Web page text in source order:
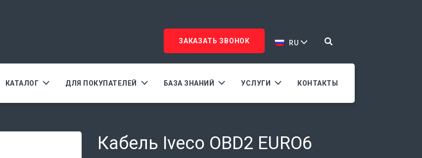
ЗАКАЗАТЬ ЗВОНОК
RU
КАТАЛОГ ДЛЯ ПОКУПАТЕЛЕЙ БАЗА ЗНАНИЙ УСЛУГИ КОНТАКТЫ
Кабель Iveco OBD2 EURO6